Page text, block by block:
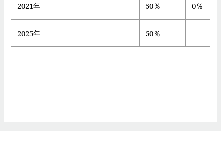
2021年 50％ 0％
2025年 50％